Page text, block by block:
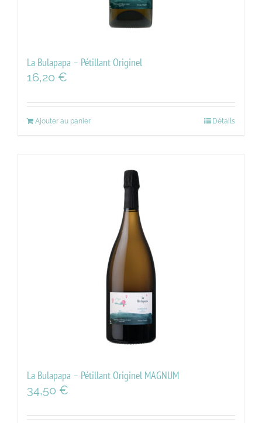
La Bulapapa – Pétillant Originel
16,20 €
Ajouter au panier Détails
La Bulapapa – Pétillant Originel MAGNUM
34,50 €